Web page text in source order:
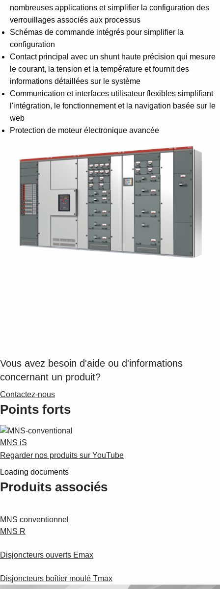
nombreuses applications et simplifier la configuration des
verrouillages associés aux processus
Schémas de commande intégrés pour simplifier la
configuration
Contact principal avec un shunt haute précision qui mesure
le courant, la tension et la température et fournit des
informations détaillées sur le système
Communication et interfaces utilisateur flexibles simplifiant
l'intégration, le fonctionnement et la navigation basée sur le
web
Protection de moteur électronique avancée
Vous avez besoin d'aide ou d'informations
concernant un produit?
Contactez-nous
Points forts
MNS iS
Regarder nos produits sur YouTube
Loading documents
Produits associés
MNS conventionnel
MNS R
Disjoncteurs ouverts Emax
Disjoncteurs boîtier moulé Tmax